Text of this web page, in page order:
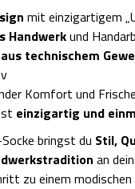
mit einzigartigem
Handwerkund
technischem
Komfort und Frische
einzigartig und
bringst du Stil,
an
zu einem